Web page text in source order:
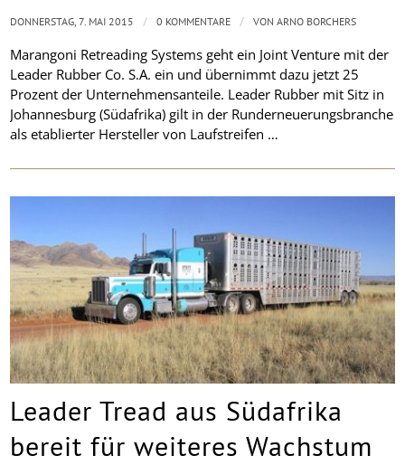
Marangoni Retreading Systems geht ein Joint Venture mit der
Leader Rubber Co. S.A. ein und übernimmt dazu jetzt 25
Prozent der Unternehmensanteile. Leader Rubber mit Sitz in
Johannesburg (Südafrika) gilt in der Runderneuerungsbranche
als etablierter Hersteller von Laufstreifen …
DONNERSTAG, 7. MAI 2015 / 0 KOMMENTARE / VONARNO BORCHERS
Leader Tread aus Südafrika
bereit für weiteres Wachstum